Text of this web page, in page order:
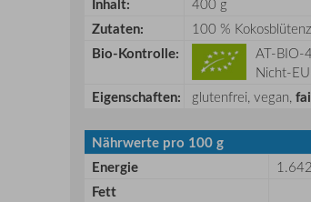
Inhalt:
Zutaten: 100 %
Bio-Kontrolle:
AT-BIO-
Nicht-
Eigenschaften: glutenfrei, vegan,
Nährwerte pro 100 g
Energie
Fett